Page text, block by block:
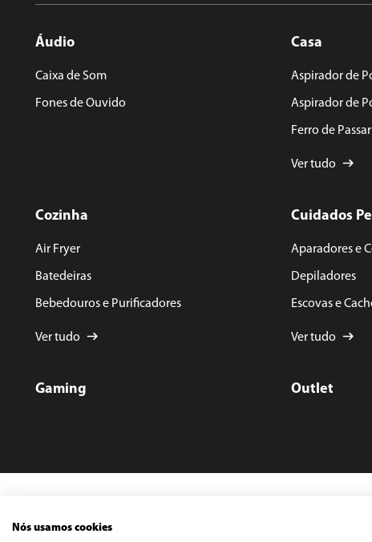
Áudio
Caixa de Som
Fones de Ouvido
Casa
Aspirador de
Aspirador de
Ferro de Passar
Ver tudo
Cozinha
Air Fryer
Batedeiras
Bebedouros e Purificadores
Ver tudo
Cuidados
Aparadores e
Depiladores
Escovas e
Ver tudo
Gaming Outlet
Rua
Nós usamos cookies